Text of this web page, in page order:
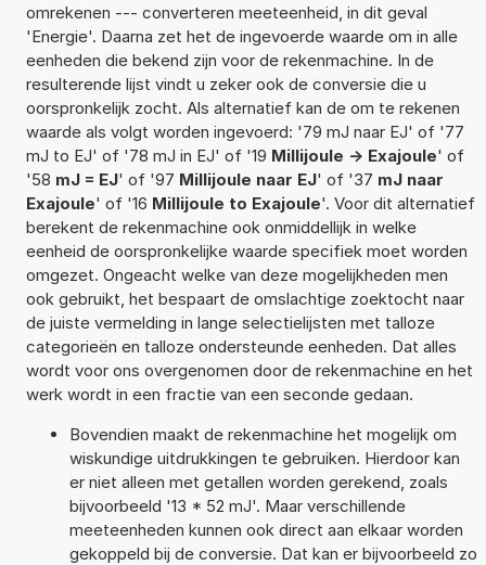
omrekenen --- converteren meeteenheid, in dit geval
'Energie'. Daarna zet het de ingevoerde waarde om in alle
eenheden die bekend zijn voor de rekenmachine. In de
resulterende lijst vindt u zeker ook de conversie die u
oorspronkelijk zocht. Als alternatief kan de om te rekenen
waarde als volgt worden ingevoerd: '79 mJ naar EJ' of '77
mJ to EJ' of '78 mJ in EJ' of '19 Millijoule -> Exajoule' of
'58 mJ = EJ' of '97 Millijoule naar EJ' of '37 mJ naar
Exajoule' of '16 Millijoule to Exajoule'. Voor dit alternatief
berekent de rekenmachine ook onmiddellijk in welke
eenheid de oorspronkelijke waarde specifiek moet worden
omgezet. Ongeacht welke van deze mogelijkheden men
ook gebruikt, het bespaart de omslachtige zoektocht naar
de juiste vermelding in lange selectielijsten met talloze
categorieën en talloze ondersteunde eenheden. Dat alles
wordt voor ons overgenomen door de rekenmachine en het
werk wordt in een fractie van een seconde gedaan.
Bovendien maakt de rekenmachine het mogelijk om
wiskundige uitdrukkingen te gebruiken. Hierdoor kan
er niet alleen met getallen worden gerekend, zoals
bijvoorbeeld '13 * 52 mJ'. Maar verschillende
meeteenheden kunnen ook direct aan elkaar worden
gekoppeld bij de conversie. Dat kan er bijvoorbeeld zo